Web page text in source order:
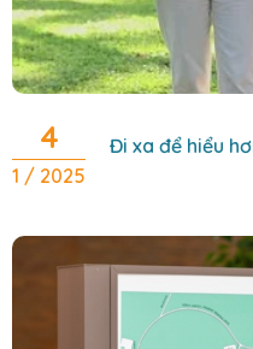
4
1 / 2025
Đi xa để hiểu